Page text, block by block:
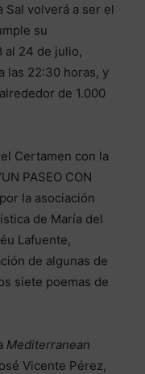
Sal volverá a ser el
su
al 24 de julio,
las 22:30 horas, y
de 1.000
Certamen con la
PASEO CON
la asociación
de María del
Lafuente,
de algunas de
siete poemas de
Mediterranean
Vicente Pérez,